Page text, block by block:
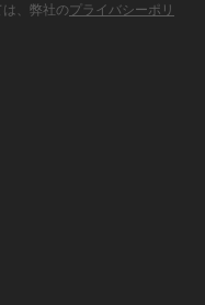
、弊社のプライバシーポリ